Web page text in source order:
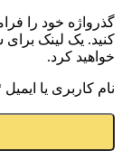
گذرواژه خود را
کنید. یک لینک
خواهید کرد.
نام کاربری یا ایمیل